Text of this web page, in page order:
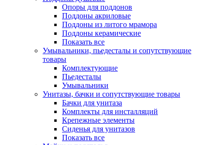
Опоры для поддонов
Поддоны акриловые
Поддоны из литого мрамора
Поддоны керамические
Показать все
Умывальники, пьедесталы и сопутствующие
товары
Комплектующие
Пьедесталы
Умывальники
Унитазы, бачки и сопутствующие товары
Бачки для унитаза
Комплекты для инсталляций
Крепежные элементы
Сиденья для унитазов
Показать все